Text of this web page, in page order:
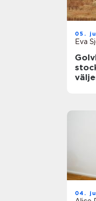
05.
Eva
04.